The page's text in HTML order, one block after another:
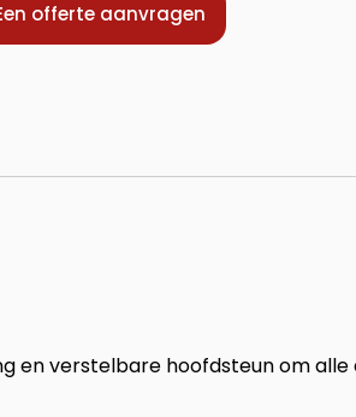
offerte aanvragen
en verstelbare hoofdsteun om alle